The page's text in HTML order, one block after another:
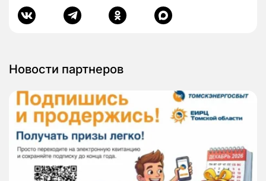
Новости партнеров